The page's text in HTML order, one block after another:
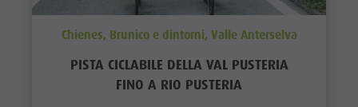
attività
Parapendio
Shopping
Benessere
Parchi naturali
Chienes, Brunico e dintorni, Valle Anterselva
PISTA CICLABILE DELLA VAL PUSTERIA
FINO A RIO PUSTERIA